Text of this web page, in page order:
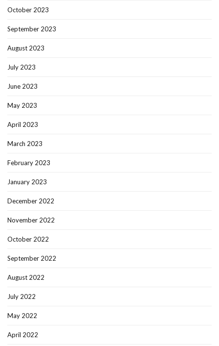
October 2023
September 2023
August 2023
July 2023
June 2023
May 2023
April 2023
March 2023
February 2023
January 2023
December 2022
November 2022
October 2022
September 2022
August 2022
July 2022
May 2022
April 2022